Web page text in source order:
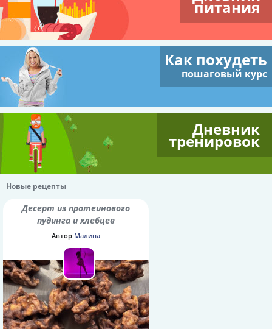
питания
Как похудеть
пошаговый курс
Дневник
тренировок
Новые рецепты
Десерт из протеинового
пудинга и хлебцев
Автор Малина